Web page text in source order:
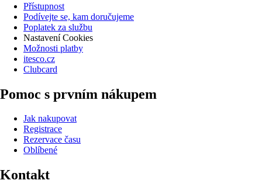
Přístupnost
Podívejte se, kam doručujeme
Poplatek za službu
Nastavení Cookies
Možnosti platby
itesco.cz
Clubcard
Pomoc s prvním nákupem
Jak nakupovat
Registrace
Rezervace času
Oblíbené
Kontakt